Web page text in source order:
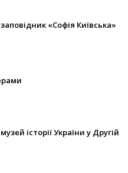
«Софія Київська»
історії України у Другій